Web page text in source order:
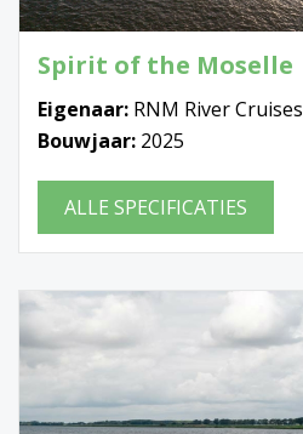
Spirit of the Moselle
Eigenaar: RNM River Cruises
Bouwjaar: 2025
ALLE SPECIFICATIES